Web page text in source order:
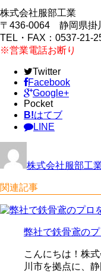
株式会社服部工業
〒436-0064 静岡県掛
TEL・FAX：0537-21-
※営業電話お断り
Twitter
Facebook
Google+
Pocket
B!はてブ
LINE
株式会社服部工
関連記事
弊社で鉄骨鳶の
こんにちは！株
川市を拠点に、